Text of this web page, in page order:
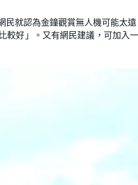
就認為金鐘觀賞無人機可能太
好」。又有網民建議，可加入